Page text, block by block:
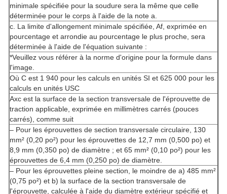
minimale spécifiée pour la soudure sera la même que celle
déterminée pour le corps à l'aide de la note a.
c. La limite d'allongement minimale spécifiée, Af, exprimée en
pourcentage et arrondie au pourcentage le plus proche, sera
déterminée à l'aide de l'équation suivante :
*Veuillez vous référer à la norme d'origine pour la formule dans
l'image.
Où C est 1 940 pour les calculs en unités SI et 625 000 pour les
calculs en unités USC
Axc est la surface de la section transversale de l'éprouvette de
traction applicable, exprimée en millimètres carrés (pouces
carrés), comme suit
– Pour les éprouvettes de section transversale circulaire, 130
mm² (0,20 po²) pour les éprouvettes de 12,7 mm (0,500 po) et
8,9 mm (0,350 po) de diamètre ; et 65 mm² (0,10 po²) pour les
éprouvettes de 6,4 mm (0,250 po) de diamètre.
– Pour les éprouvettes pleine section, le moindre de a) 485 mm²
(0,75 po²) et b) la surface de la section transversale de
l'éprouvette, calculée à l'aide du diamètre extérieur spécifié et